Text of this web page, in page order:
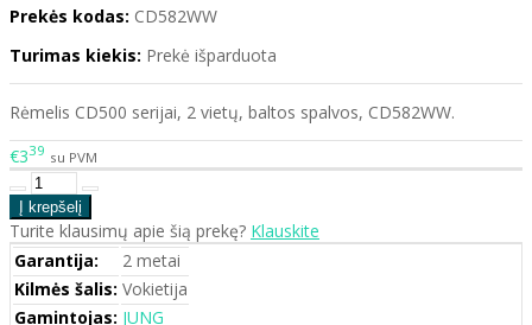
Prekės kodas: CD582WW
Turimas kiekis: Prekė išparduota
Rėmelis CD500 serijai, 2 vietų, baltos spalvos, CD582WW.
€339 su PVM
Turite klausimų apie šią prekę? Klauskite
Garantija:
2 metai
Kilmės šalis: Vokietija
Gamintojas: JUNG